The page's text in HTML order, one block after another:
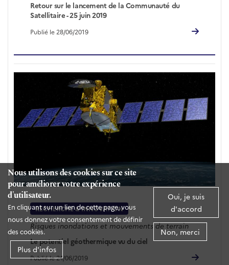
Nous utilisons des cookies sur ce site
pour améliorer votre expérience
d'utilisateur.
En cliquant sur un lien de cette page, vous
nous donnez votre consentement de définir
des cookies.
Plus d'infos
Oui, je suis
d'accord
Non, merci
Retour sur le lancement de la Communauté du
Satellitaire - 25 juin 2019
Publié le 28/06/2019
RECHERCHE & INNOVATION
Risques inondations et mouvements de terrain
Le potentiel géothermique vu du ciel
Publié le 24/06/2019